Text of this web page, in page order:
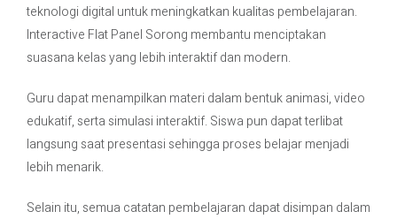
teknologi digital untuk meningkatkan kualitas pembelajaran.
Interactive Flat Panel Sorong membantu menciptakan
suasana kelas yang lebih interaktif dan modern.
Guru dapat menampilkan materi dalam bentuk animasi, video
edukatif, serta simulasi interaktif. Siswa pun dapat terlibat
langsung saat presentasi sehingga proses belajar menjadi
lebih menarik.
Selain itu, semua catatan pembelajaran dapat disimpan dalam